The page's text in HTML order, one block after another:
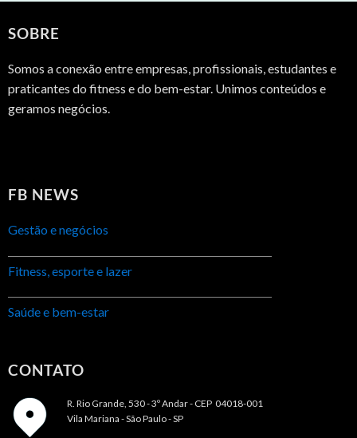
SOBRE
Somos a conexão entre empresas, profissionais, estudantes e
praticantes do fitness e do bem-estar. Unimos conteúdos e
geramos negócios.
FB NEWS
Gestão e negócios
Fitness, esporte e lazer
Saúde e bem-estar
CONTATO
R. Rio Grande, 530 - 3º Andar - CEP 04018-001
Vila Mariana - São Paulo - SP